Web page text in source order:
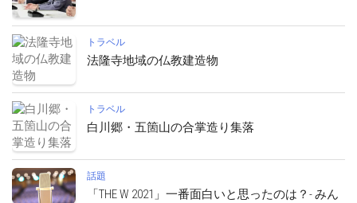
トラベル
法隆寺地域の仏教建造物
トラベル
白川郷・五箇山の合掌造り集落
話題
「THE W 2021」一番面白いと思ったのは？- みん